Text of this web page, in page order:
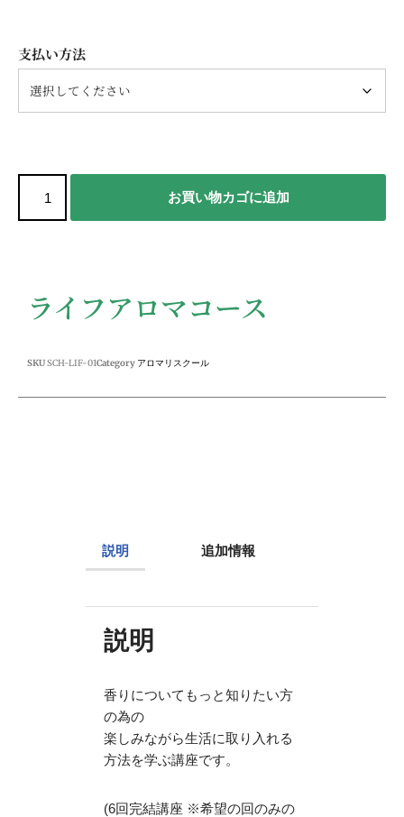
支払い方法
お買い物カゴに追加
ライフアロマコース
SKUSCH-LIF-01Category アロマリスクール
説明 追加情報
説明
香りについてもっと知りたい方
の為の
楽しみながら生活に取り入れる
方法を学ぶ講座です。
(6回完結講座 ※希望の回のみの